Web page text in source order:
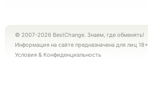
© 2007-2026 BestChange. Знаем, где обменять!
Информация на сайте предназначена для лиц 18+
Условия & Конфиденциальность